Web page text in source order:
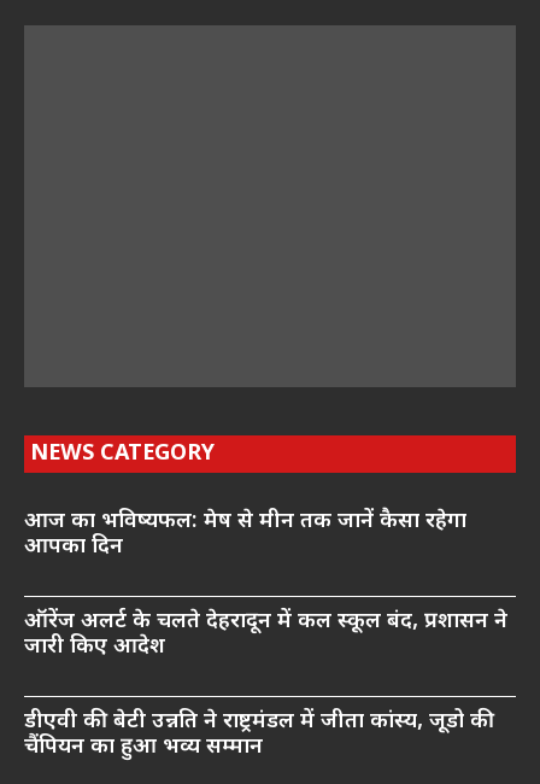
NEWS CATEGORY
आज का भविष्यफल: मेष से मीन तक जानें कैसा रहेगा
आपका दिन
ऑरेंज अलर्ट के चलते देहरादून में कल स्कूल बंद, प्रशासन ने
जारी किए आदेश
डीएवी की बेटी उन्नति ने राष्ट्रमंडल में जीता कांस्य, जूडो की
चैंपियन का हुआ भव्य सम्मान